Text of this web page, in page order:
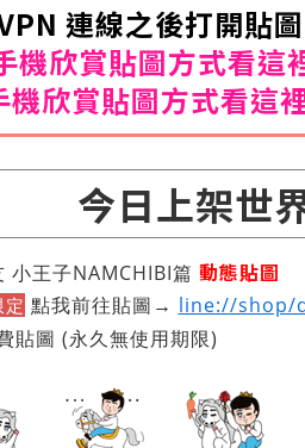
連線之後打開貼
機欣賞貼圖方式看
機欣賞貼圖方式看這
今日上架世
小王子NAMCHIBI篇 動態貼圖
定 點我前往貼圖→ line://shop/
貼圖 (永久無使用期限)